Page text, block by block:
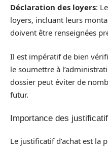
Déclaration des loyers:
loyers, incluant leurs
doivent être renseignées
Il est impératif de bien
le soumettre à
dossier peut éviter de
futur.
Importance des
Le justificatif d’achat est la